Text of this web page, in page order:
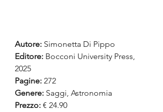
Autore: Simonetta Di Pippo
Editore: Bocconi University Press,
2025
Pagine: 272
Genere: Saggi, Astronomia
Prezzo: € 24.90